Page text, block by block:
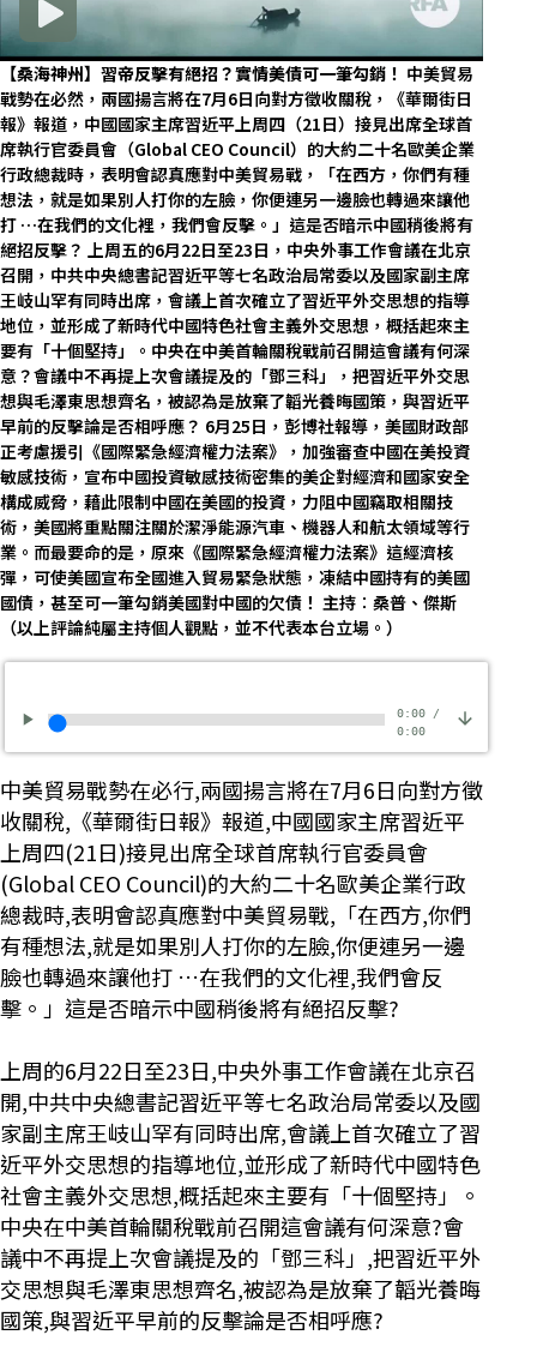
【桑海神州】習帝反擊有絕招？實情美債可一筆勾銷！ 中美貿易
戰勢在必然，兩國揚言將在7月6日向對方徵收關稅，《華爾街日
報》報道，中國國家主席習近平上周四（21日）接見出席全球首
席執行官委員會（Global CEO Council）的大約二十名歐美企業
行政總裁時，表明會認真應對中美貿易戰，「在西方，你們有種
想法，就是如果別人打你的左臉，你便連另一邊臉也轉過來讓他
打 …在我們的文化裡，我們會反擊。」這是否暗示中國稍後將有
絕招反擊？ 上周五的6月22日至23日，中央外事工作會議在北京
召開，中共中央總書記習近平等七名政治局常委以及國家副主席
王岐山罕有同時出席，會議上首次確立了習近平外交思想的指導
地位，並形成了新時代中國特色社會主義外交思想，概括起來主
要有「十個堅持」。中央在中美首輪關稅戰前召開這會議有何深
意？會議中不再提上次會議提及的「鄧三科」，把習近平外交思
想與毛澤東思想齊名，被認為是放棄了韜光養晦國策，與習近平
早前的反擊論是否相呼應？ 6月25日，彭博社報導，美國財政部
正考慮援引《國際緊急經濟權力法案》，加強審查中國在美投資
敏感技術，宣布中國投資敏感技術密集的美企對經濟和國家安全
構成威脅，藉此限制中國在美國的投資，力阻中國竊取相關技
術，美國將重點關注關於潔淨能源汽車、機器人和航太領域等行
業。而最要命的是，原來《國際緊急經濟權力法案》這經濟核
彈，可使美國宣布全國進入貿易緊急狀態，凍結中國持有的美國
國債，甚至可一筆勾銷美國對中國的欠債！ 主持︰桑普、傑斯
（以上評論純屬主持個人觀點，並不代表本台立場。）
0:00/
0:00
中美貿易戰勢在必行,兩國揚言將在7月6日向對方徵
收關稅,《華爾街日報》報道,中國國家主席習近平
上周四(21日)接見出席全球首席執行官委員會
(Global CEO Council)的大約二十名歐美企業行政
總裁時,表明會認真應對中美貿易戰,「在西方,你們
有種想法,就是如果別人打你的左臉,你便連另一邊
臉也轉過來讓他打 …在我們的文化裡,我們會反
擊。」這是否暗示中國稍後將有絕招反擊?
上周的6月22日至23日,中央外事工作會議在北京召
開,中共中央總書記習近平等七名政治局常委以及國
家副主席王岐山罕有同時出席,會議上首次確立了習
近平外交思想的指導地位,並形成了新時代中國特色
社會主義外交思想,概括起來主要有「十個堅持」。
中央在中美首輪關稅戰前召開這會議有何深意?會
議中不再提上次會議提及的「鄧三科」,把習近平外
交思想與毛澤東思想齊名,被認為是放棄了韜光養晦
國策,與習近平早前的反擊論是否相呼應?